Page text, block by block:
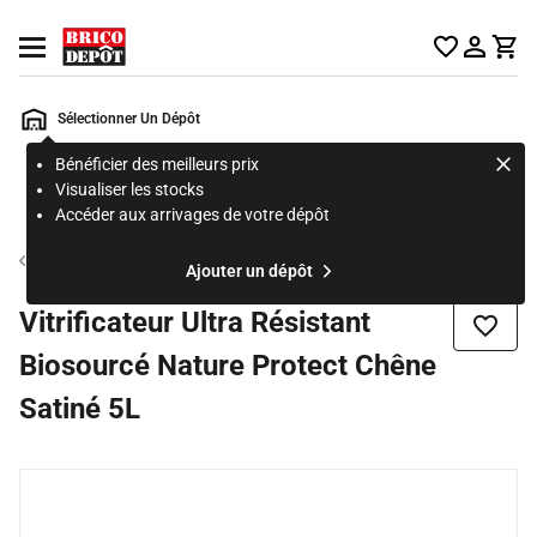
Ouvrir le menu
Sélectionner Un Dépôt
Bénéficier des meilleurs prix
Visualiser les stocks
Accéder aux arrivages de votre dépôt
Ajouter un dépôt
Rechercher
page
Vitrificateur, vernis, huile et produit bois intérieur
Vitrificateur Ultra Résistant
Biosourcé Nature Protect Chêne
Satiné 5L